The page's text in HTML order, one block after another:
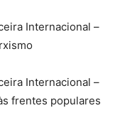
Internacional –
Internacional –
frentes populares